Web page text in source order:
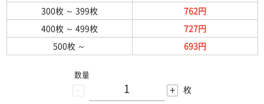
300枚 ～ 399枚
762円
400枚 ～ 499枚
727円
500枚 ～ 693円
-
数量
+ 枚